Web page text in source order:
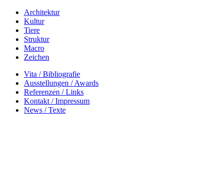
Architektur
Kultur
Tiere
Struktur
Macro
Zeichen
Vita / Bibliografie
Ausstellungen / Awards
Referenzen / Links
Kontakt / Impressum
News / Texte